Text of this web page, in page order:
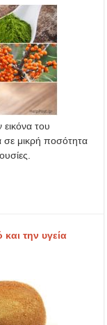
του
μικρή ποσότητα
την υγεία